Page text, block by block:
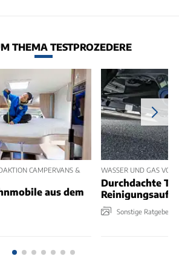
THEMA TESTPROZEDERE
CAMPERVANS &
aus dem
WASSER UND GAS
Durchdachte
Sonstige Ratgeber